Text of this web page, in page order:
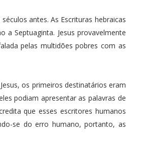
antes. As Escrituras hebraicas
Septuaginta. Jesus provavelmente
pelas multidões pobres com as
os primeiros destinatários eram
podiam apresentar as palavras de
que esses escritores humanos
se do erro humano, portanto, as